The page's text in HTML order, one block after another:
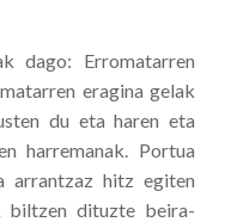
dago: Erromatarren
eragina gelak
du eta haren eta
harremanak. Portua
arrantzaz hitz egiten
biltzen dituzte beira-